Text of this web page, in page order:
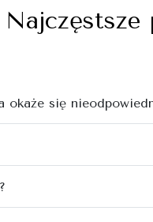
Najczęstsze
okaże się